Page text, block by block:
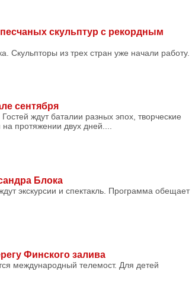
скульптур с рекордным
Скульпторы из трех стран уже начали работу.
сентября
ждут баталии разных эпох, творческие
протяжении двух дней....
Блока
экскурсии и спектакль. Программа обещает
Финского залива
международный телемост. Для детей